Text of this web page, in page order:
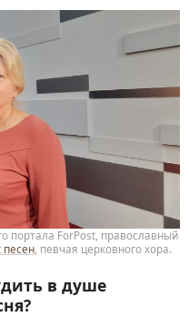
портала ForPost, православный
песен, певчая церковного хора.
в душе